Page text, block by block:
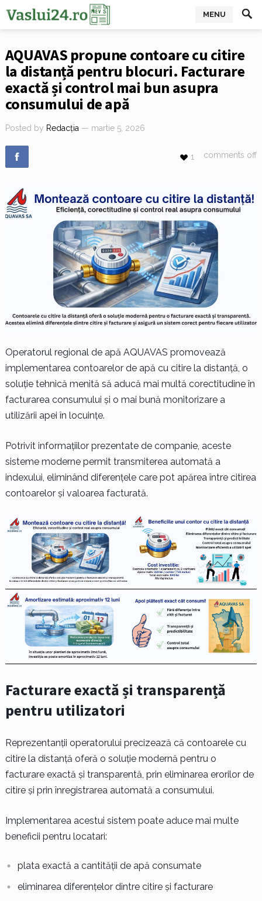
MENU
AQUAVAS propune contoare cu citire
la distanță pentru blocuri. Facturare
exactă și control mai bun asupra
consumului de apă
Posted by Redacția — martie 5, 2026
comments off
1
Operatorul regional de apă AQUAVAS promovează
implementarea contoarelor de apă cu citire la distanță, o
soluție tehnică menită să aducă mai multă corectitudine în
facturarea consumului și o mai bună monitorizare a
utilizării apei în locuințe.
Potrivit informațiilor prezentate de companie, aceste
sisteme moderne permit transmiterea automată a
indexului, eliminând diferențele care pot apărea între citirea
contoarelor și valoarea facturată.
Facturare exactă și transparență
pentru utilizatori
Reprezentanții operatorului precizează că contoarele cu
citire la distanță oferă o soluție modernă pentru o
facturare exactă și transparentă, prin eliminarea erorilor de
citire și prin înregistrarea automată a consumului.
Implementarea acestui sistem poate aduce mai multe
beneficii pentru locatari:
plata exactă a cantității de apă consumate
eliminarea diferențelor dintre citire și facturare